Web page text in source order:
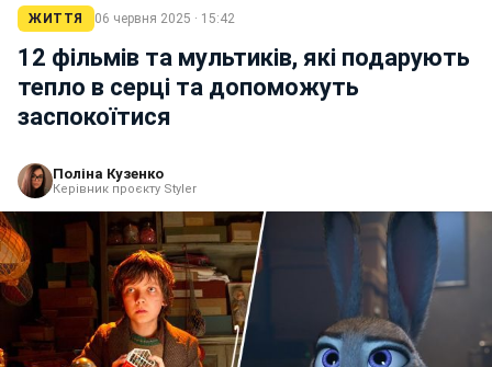
ЖИТТЯ 06 червня 2025 · 15:42
12 фільмів та мультиків, які подарують
тепло в серці та допоможуть
заспокоїтися
Поліна Кузенко
Керівник проєкту Styler